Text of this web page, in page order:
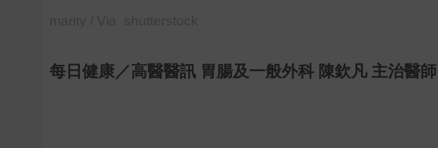
每日健康／高醫醫訊 胃腸及一般外科 陳欽凡 主治醫師